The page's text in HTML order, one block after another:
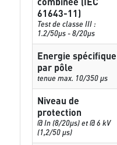
61643-11)
Test de classe III :
1.2/50µs - 8/20µs
Energie spécifique
par pôle
tenue max. 10/350 µs
Niveau de
protection
@ In (8/20µs) et @ 6 kV
(1,2/50 µs)